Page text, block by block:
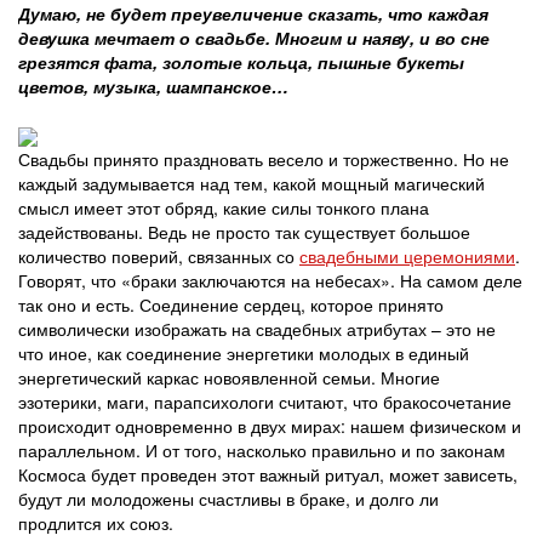
Думаю, не будет преувеличение сказать, что каждая
девушка мечтает о свадьбе. Многим и наяву, и во сне
грезятся фата, золотые кольца, пышные букеты
цветов, музыка, шампанское…
Свадьбы принято праздновать весело и торжественно. Но не
каждый задумывается над тем, какой мощный магический
смысл имеет этот обряд, какие силы тонкого плана
задействованы. Ведь не просто так существует большое
количество поверий, связанных со свадебными церемониями.
Говорят, что «браки заключаются на небесах». На самом деле
так оно и есть. Соединение сердец, которое принято
символически изображать на свадебных атрибутах – это не
что иное, как соединение энергетики молодых в единый
энергетический каркас новоявленной семьи. Многие
эзотерики, маги, парапсихологи считают, что бракосочетание
происходит одновременно в двух мирах: нашем физическом и
параллельном. И от того, насколько правильно и по законам
Космоса будет проведен этот важный ритуал, может зависеть,
будут ли молодожены счастливы в браке, и долго ли
продлится их союз.